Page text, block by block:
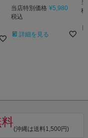
当店特別価格 ¥5,980
税込
詳細を見る
税
(沖縄は送料1,500円)